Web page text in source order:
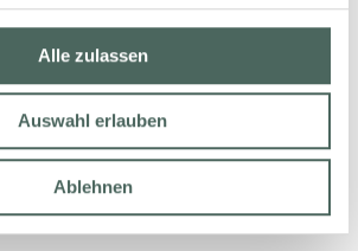
Alle zulassen
Auswahl erlauben
Ablehnen